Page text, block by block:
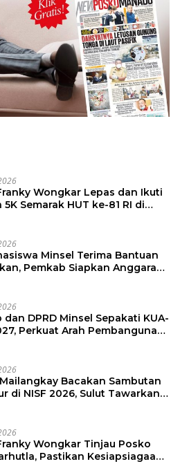
Wongkar Lepas dan Ikuti
5K Semarak HUT ke-81 RI di
Minsel Terima Bantuan
Pemkab Siapkan Anggaran
dan DPRD Minsel Sepakati KUA-
Perkuat Arah Pembangunan
Bacakan Sambutan
di NISF 2026, Sulut Tawarkan
Wongkar Tinjau Posko
Pastikan Kesiapsiagaan